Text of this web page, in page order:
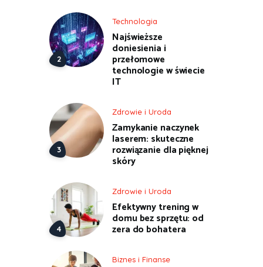
Technologia
Najświeższe
doniesienia i
przełomowe
technologie w świecie
IT
Zdrowie i Uroda
Zamykanie naczynek
laserem: skuteczne
rozwiązanie dla pięknej
skóry
Zdrowie i Uroda
Efektywny trening w
domu bez sprzętu: od
zera do bohatera
Biznes i Finanse